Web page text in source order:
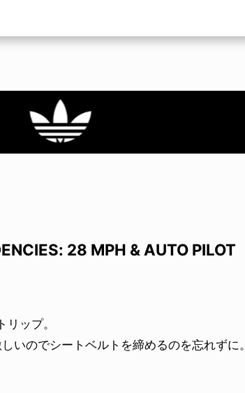
28 MPH & AUTO PILOT
ップ。
いのでシートベルトを締めるのを忘れずに。